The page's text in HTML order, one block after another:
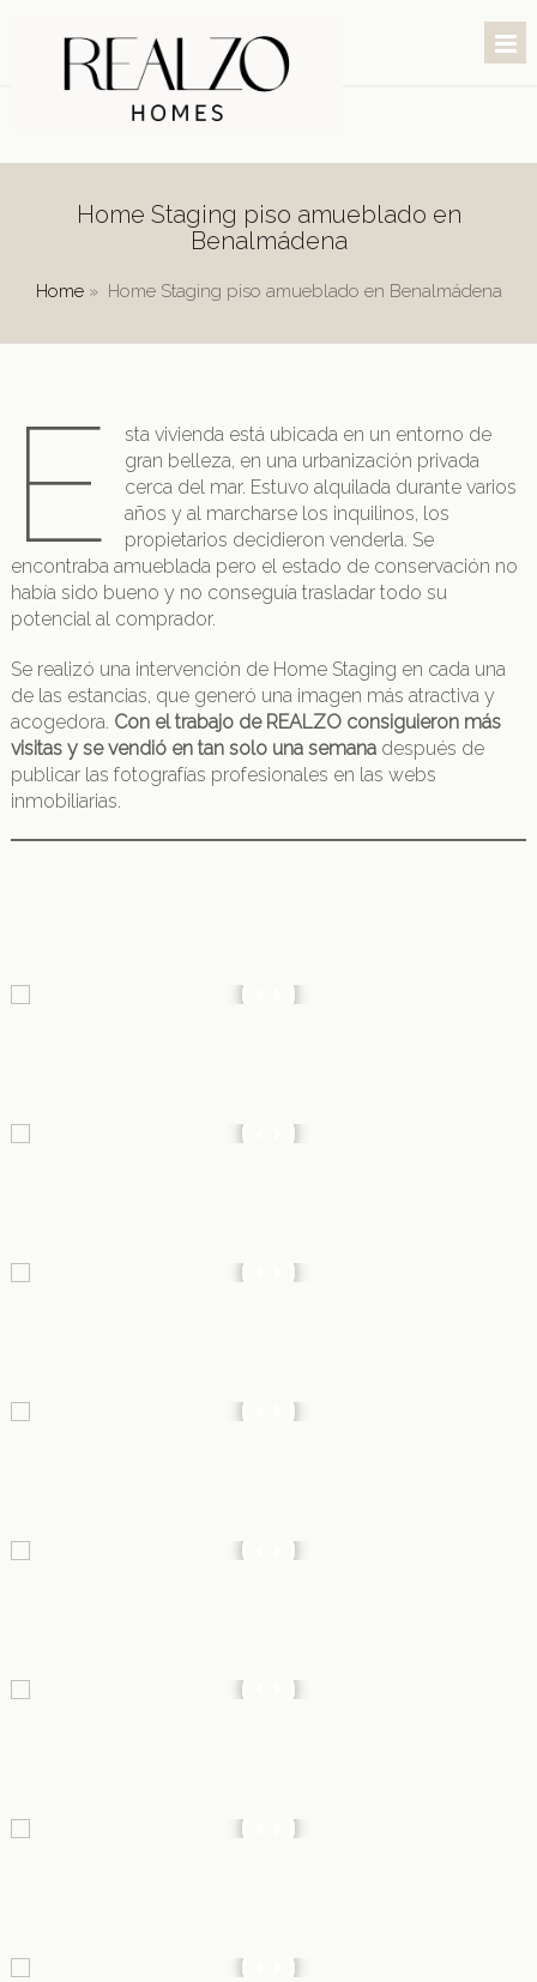
Home Staging piso amueblado en
Benalmádena
Home» Home Staging piso amueblado en Benalmádena
E
sta vivienda está ubicada en un entorno de
gran belleza, en una urbanización privada
cerca del mar. Estuvo alquilada durante varios
años y al marcharse los inquilinos, los
propietarios decidieron venderla. Se
encontraba amueblada pero el estado de conservación no
había sido bueno y no conseguía trasladar todo su
potencial al comprador.
Se realizó una intervención de Home Staging en cada una
de las estancias, que generó una imagen más atractiva y
acogedora. Con el trabajo de REALZO consiguieron más
visitas y se vendió en tan solo una semanadespués de
publicar las fotografías profesionales en las webs
inmobiliarias.